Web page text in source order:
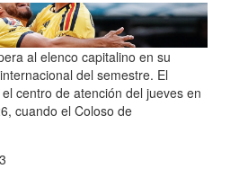
al elenco capitalino en su
del semestre. El
centro de atención del jueves en
cuando el Coloso de